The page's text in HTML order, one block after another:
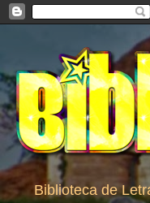
Biblioteca de